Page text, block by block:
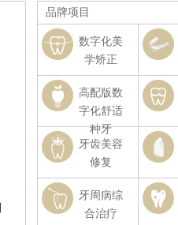
品牌项目
数字化美
学矫正
高配版数
字化舒适
种牙
牙齿美容
修复
牙周病综
合治疗